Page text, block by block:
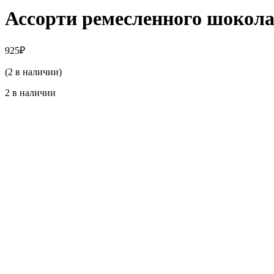
Ассорти ремесленного
925₽
(2 в наличии)
2 в наличии